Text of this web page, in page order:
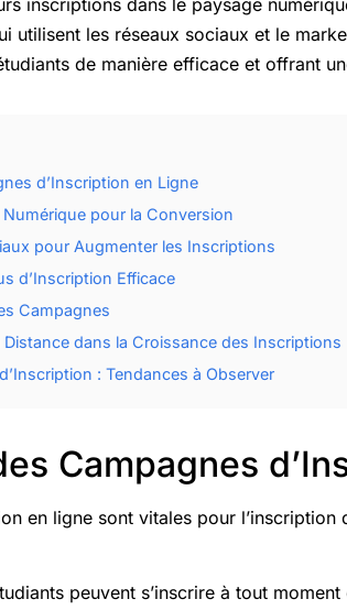
inscriptions dans le paysage
utilisent les réseaux sociaux et le
de manière efficace et offrant
d’Inscription en Ligne
pour la Conversion
pour Augmenter les Inscriptions
d’Inscription Efficace
Campagnes
Distance dans la Croissance des Inscriptions
: Tendances à Observer
Campagnes
en ligne sont vitales pour l’inscription
peuvent s’inscrire à tout